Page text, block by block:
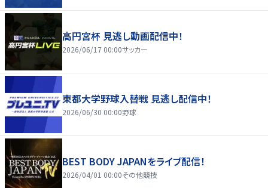
高円宮杯 見逃し動画配信中！
2026/06/17 00:00サッカー
東都大学野球入替戦 見逃し配信中！
2026/06/30 00:00野球
BEST BODY JAPANをライブ配信！
2026/04/01 00:00その他競技